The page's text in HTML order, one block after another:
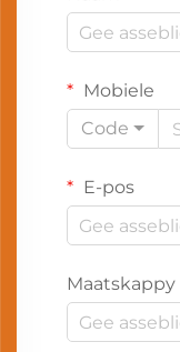
Mobiele
Code
E-pos
Maatskappy